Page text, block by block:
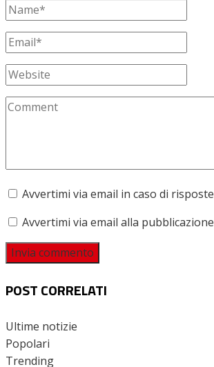
Avvertimi via email in caso di
Avvertimi via email alla
POST CORRELATI
Ultime notizie
Popolari
Trending